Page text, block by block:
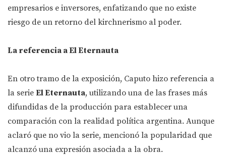
empresarios e inversores, enfatizando que no existe
riesgo de un retorno del kirchnerismo al poder.
La referencia a El Eternauta
En otro tramo de la exposición, Caputo hizo referencia a
la serie El Eternauta, utilizando una de las frases más
difundidas de la producción para establecer una
comparación con la realidad política argentina. Aunque
aclaró que no vio la serie, mencionó la popularidad que
alcanzó una expresión asociada a la obra.